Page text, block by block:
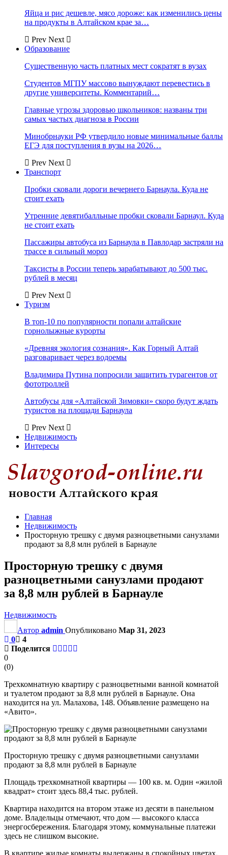
Яйца и рис дешевле, мясо дороже: как изменились цены
на продукты в Алтайском крае за…
Prev Next
Образование
Существенную часть платных мест сократят в вузах
Студентов МГПУ массово вынуждают перевестись в
другие университеты. Комментарий…
Главные угрозы здоровью школьников: названы три
самых частых диагноза в России
Минобрнауки РФ утвердило новые минимальные баллы
ЕГЭ для поступления в вузы на 2026…
Prev Next
Транспорт
Пробки сковали дороги вечернего Барнаула. Куда не
стоит ехать
Утренние девятибалльные пробки сковали Барнаул. Куда
не стоит ехать
Пассажиры автобуса из Барнаула в Павлодар застряли на
трассе в сильный мороз
Таксисты в России теперь зарабатывают до 500 тыс.
рублей в месяц
Prev Next
Туризм
В топ-10 по популярности попали алтайские
горнолыжные курорты
«Древняя экология сознания». Как Горный Алтай
разговаривает через водоемы
Владимира Путина попросили защитить турагентов от
фототроллей
Автобусы для «Алтайской Зимовки» скоро будут ждать
туристов на площади Барнаула
Prev Next
Недвижимость
Интересы
Главная
Недвижимость
Просторную трешку с двумя разноцветными санузлами
продают за 8,8 млн рублей в Барнауле
Просторную трешку с двумя
разноцветными санузлами продают
за 8,8 млн рублей в Барнауле
Недвижимость
Автор admin Опубликовано Мар 31, 2023
0
4
Поделится
0
(0)
Трехкомнатную квартиру с разноцветными ванной комнатой
и туалетом продают за 8,8 млн рублей в Барнауле. Она
находится на ул. Малахова, 148. Объявление размещено на
«Авито».
Просторную трешку с двумя разноцветными санузлами
продают за 8,8 млн рублей в Барнауле
Площадь трехкомнатной квартиры — 100 кв. м. Один «жилой
квадрат» стоит здесь 88,4 тыс. рублей.
Квартира находится на втором этаже из десяти в панельном
доме. Владельцы отмечают, что дом — высокого класса
энергосбережения. Благодаря этому, коммунальные платежи
здесь не слишком высокие.
В квартире жилые комнаты выдержаны в спокойных цветах.